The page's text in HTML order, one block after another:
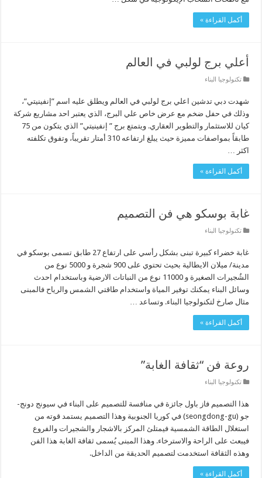
أكمل القراءة »
أعلي برج لولبي في العالم
تكنولوجيا البناء
شهدت دبي تدشين اعلي برج لولبي في العالم ويطلق عليه اسم ”إنفينيتي”،
وذلك في حفل ضخم مع عرض خاص علي البرج، الذي يعتبر احد مشاريع شركة
كيان للاستثمار والتطوير العقاري. ويتمتع برج ” إنفينيتي” الذي يتكون من 75
طابقاً بمواصفات مميزة حيث يبلغ ارتفاعه 310 أمتار تقريباً، وتفوق تكلفته
اكثر …
أكمل القراءة »
غابة بوسكو هي فن التصميم
تكنولوجيا البناء
غابة خضراء كبيرة تبنى بشكل رأسي على ارتفاع 27 طابق تسمى بوسكو في
مدينة/ ميلان الايطالية بحيث تحتوي على 900 شجرة و 5000 نوع من
الشُجيرات الصغيرة و 11000 نوع من النباتات الارضية وباستخدام احدث
وسائل البناء يمكنك توفير المياة واستخدام طاقتي الشمس والرياح فالمبنى
مثال صارخ لتكنولوجيا البناء. وتساعد …
أكمل القراءة »
روعة فن “ثقافة الغابة”
تكنولوجيا البناء
هذا التصميم فاز باول جائزة في منافسة للتصميم على البناء في سيونج دونج-
جو (seongdong-gu) في كوريا الجنوبية وهذا التصميم يستمد قوته من
استغلال الطاقة الشمسية فيمتلئ المركز بالاشجار والشجيرات والفروع
فيبعث على الراحة والاسترخاء. وهذا المبنى يُسمى ثقافة الغابة هذا الفن
وهذه الثقافة استخدمت لتصميم الحديقة من الداخل.
أكمل القراءة »